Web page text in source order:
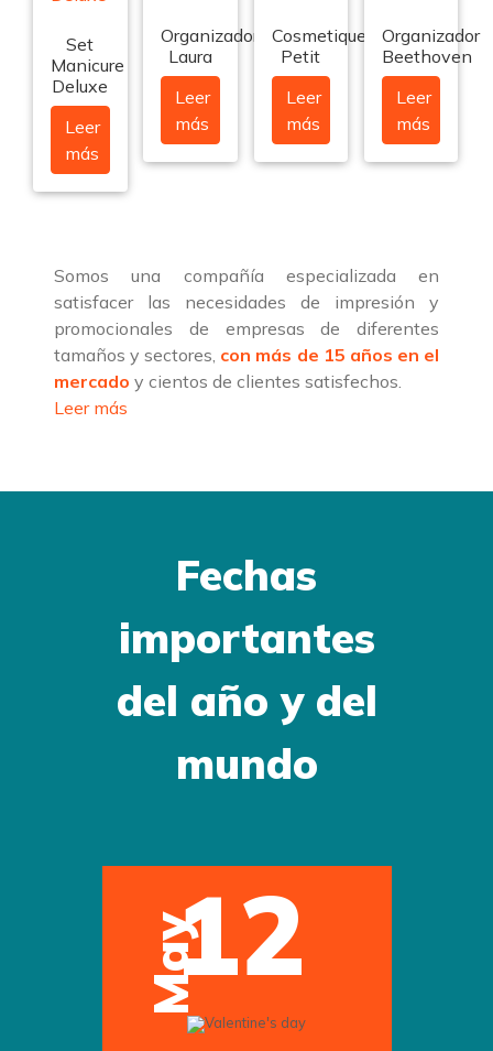
Set
Manicure
Deluxe
Leer
más
Organizador
Laura
Leer
más
Cosmetiquera
Petit
Leer
más
Organizador
Beethoven
Leer
más
Somos una compañía especializada en
satisfacer las necesidades de impresión y
promocionales de empresas de diferentes
tamaños y sectores, con más de 15 años en el
mercado y cientos de clientes satisfechos.
Leer más
Fechas
importantes
del año y del
mundo
May
12